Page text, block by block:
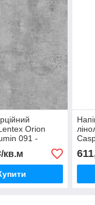
Orion
091 -
і